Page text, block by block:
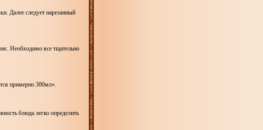
Далее следует нарезанный
Необходимо все тщательно
примерно 300мл».
блюда легко определить